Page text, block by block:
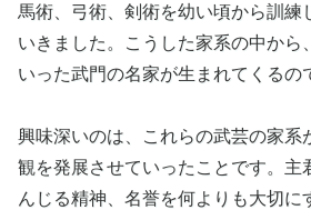
馬術、弓術、剣術を幼い頃から訓練
いきました。こうした家系の中から
いった武門の名家が生まれてくるの
興味深いのは、これらの武芸の家系
観を発展させていったことです。主
んじる精神、名誉を何よりも大切に